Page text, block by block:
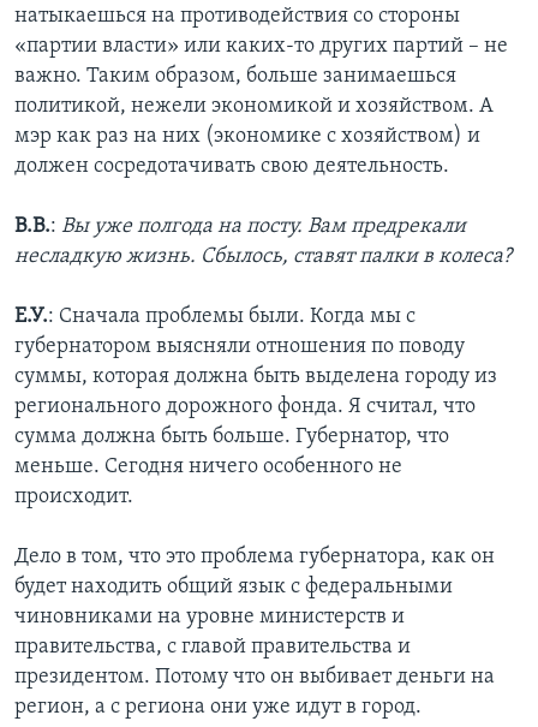
натыкаешься на противодействия со стороны
«партии власти» или каких-то других партий – не
важно. Таким образом, больше занимаешься
политикой, нежели экономикой и хозяйством. А
мэр как раз на них (экономике с хозяйством) и
должен сосредотачивать свою деятельность.
В.В.: Вы уже полгода на посту. Вам предрекали
несладкую жизнь. Сбылось, ставят палки в колеса?
Е.У.: Сначала проблемы были. Когда мы с
губернатором выясняли отношения по поводу
суммы, которая должна быть выделена городу из
регионального дорожного фонда. Я считал, что
сумма должна быть больше. Губернатор, что
меньше. Сегодня ничего особенного не
происходит.
Дело в том, что это проблема губернатора, как он
будет находить общий язык с федеральными
чиновниками на уровне министерств и
правительства, с главой правительства и
президентом. Потому что он выбивает деньги на
регион, а с региона они уже идут в город.